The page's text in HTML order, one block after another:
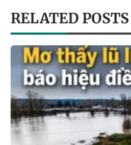
RELATED POSTS